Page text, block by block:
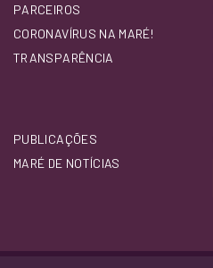
PARCEIROS
CORONAVÍRUS NA MARÉ!
TRANSPARÊNCIA
PUBLICAÇÕES
MARÉ DE NOTÍCIAS